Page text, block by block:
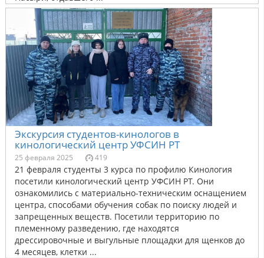
Экскурсия студентов-кинологов в
кинологический центр УФСИН РТ
25 февраля 2025 419
21 февраля студенты 3 курса по профилю Кинология
посетили кинологический центр УФСИН РТ. Они
ознакомились с материально-техническим оснащением
центра, способами обучения собак по поиску людей и
запрещенных веществ. Посетили территорию по
племенному разведению, где находятся
дрессировочные и выгульные площадки для щенков до
4 месяцев, клетки ...